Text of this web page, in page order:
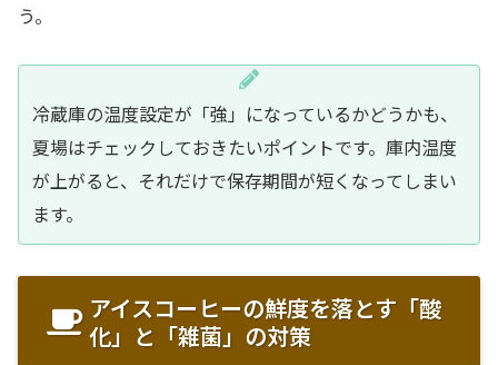
う。
冷蔵庫の温度設定が「強」になっているかどうかも、
夏場はチェックしておきたいポイントです。庫内温度
が上がると、それだけで保存期間が短くなってしまい
ます。
アイスコーヒーの鮮度を落とす「酸
化」と「雑菌」の対策